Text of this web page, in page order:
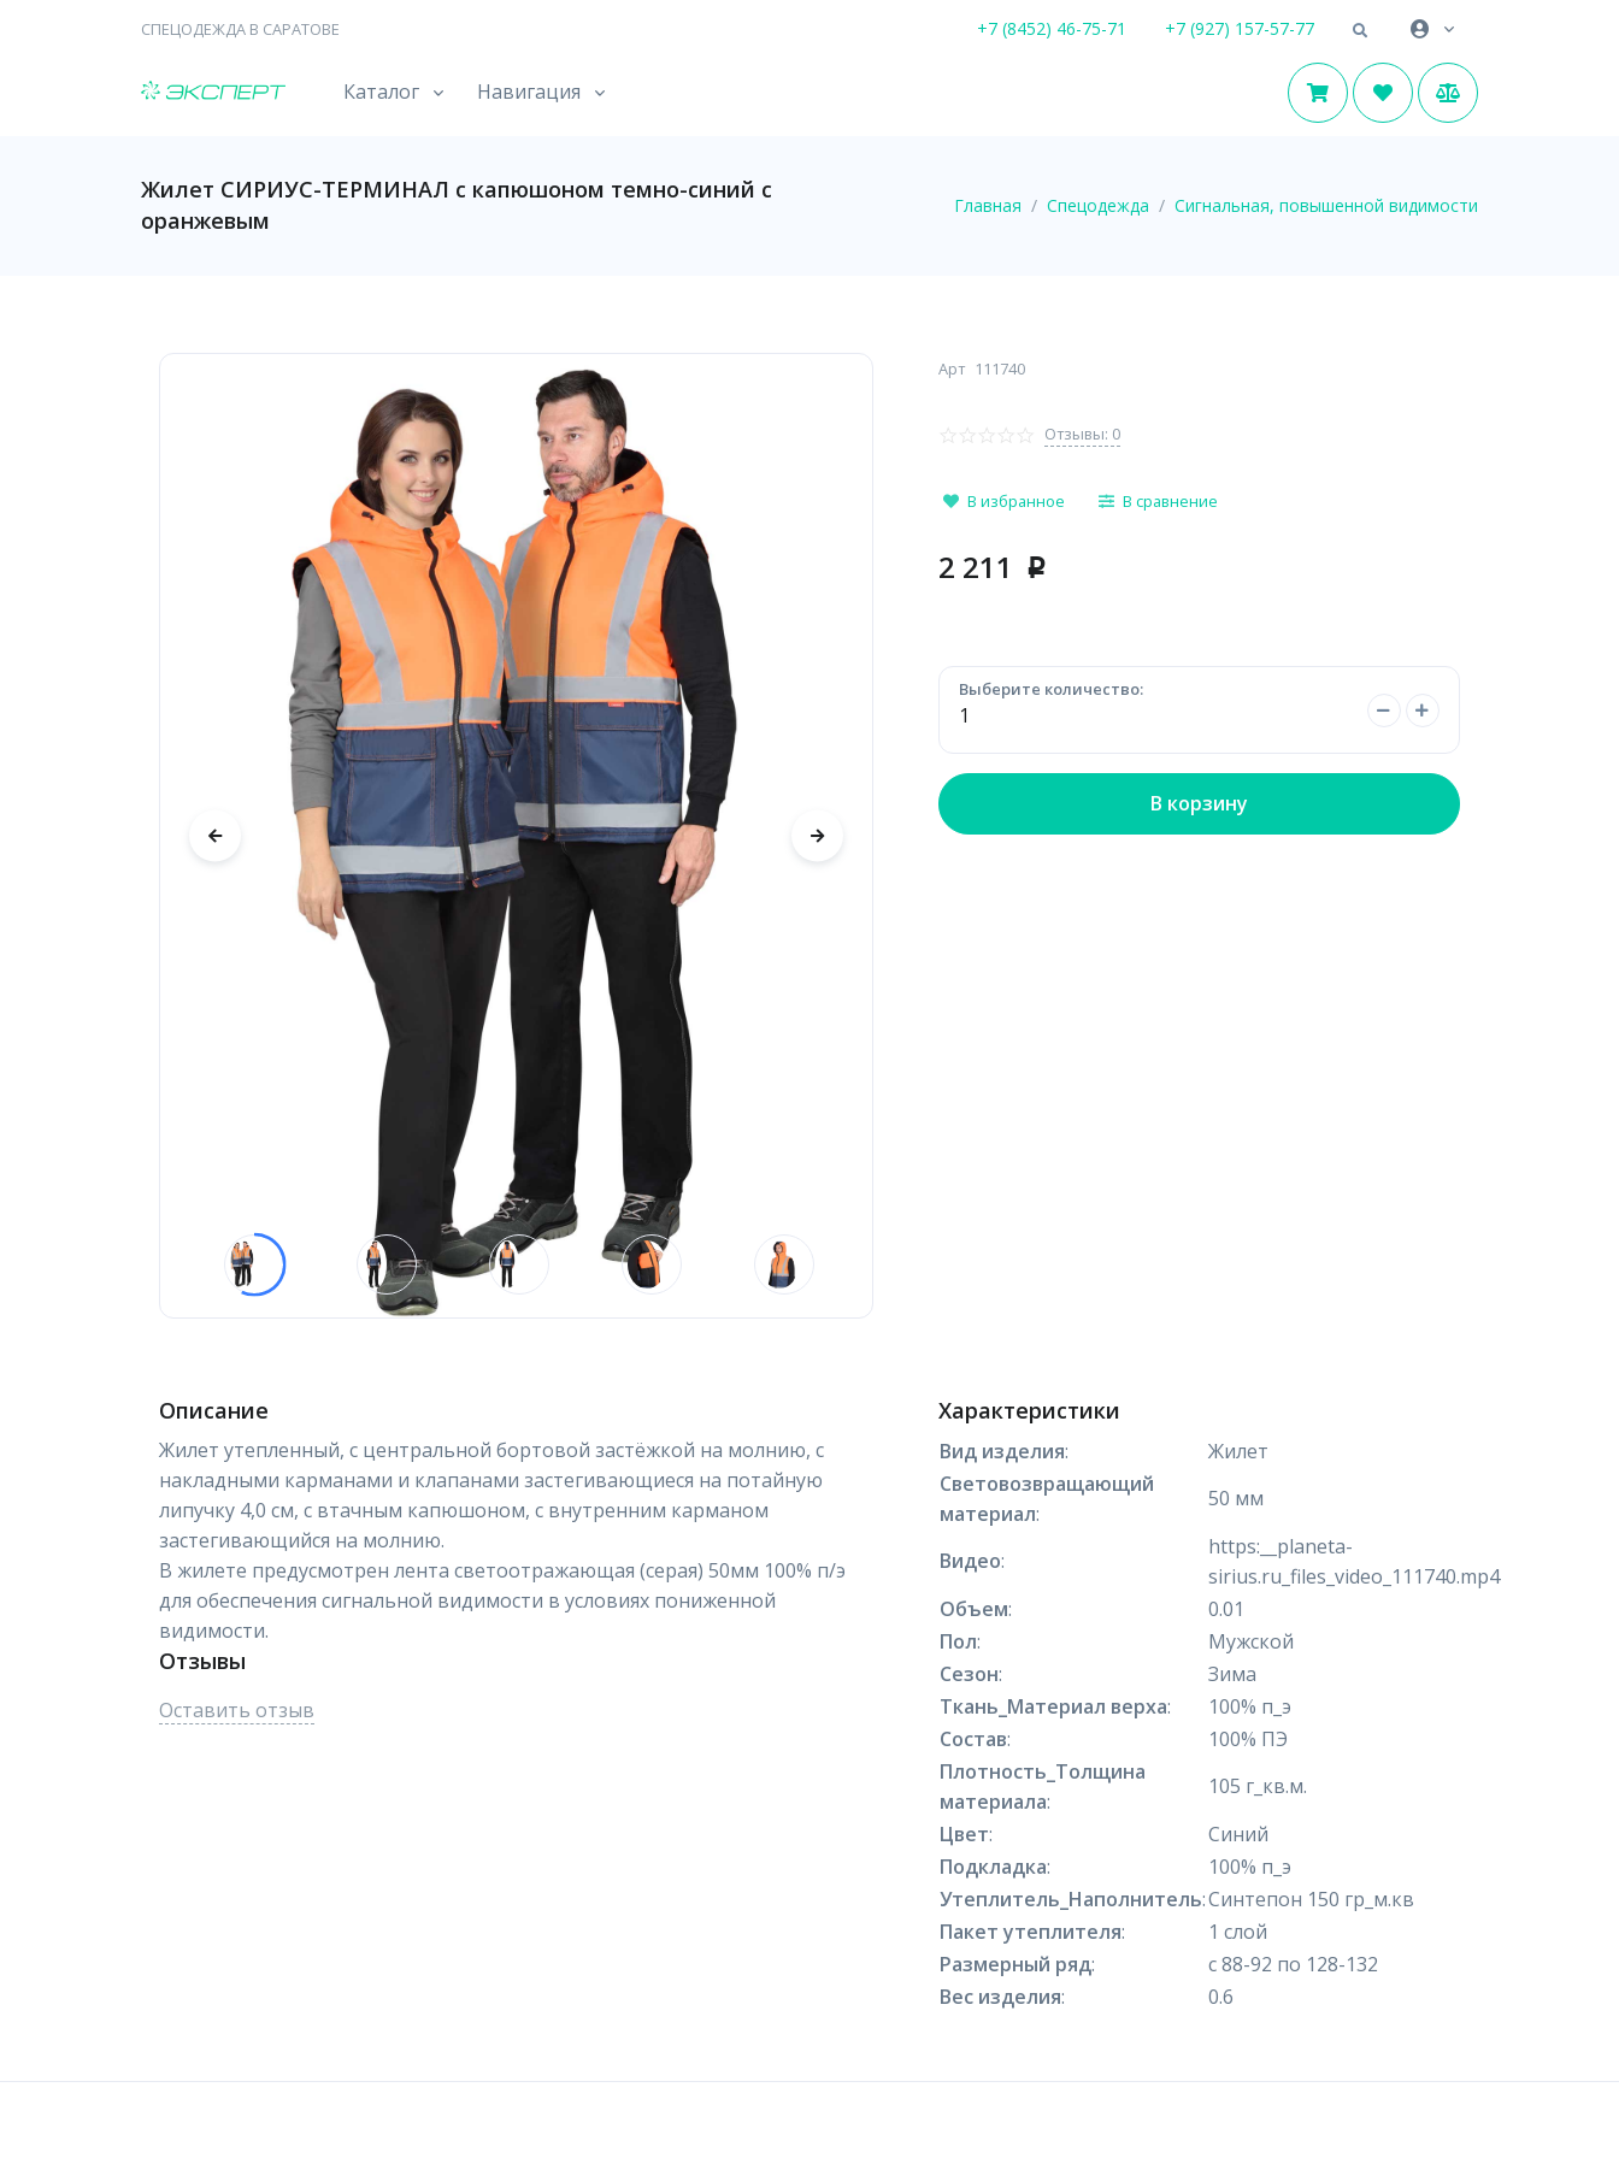
СПЕЦОДЕЖДА В САРАТОВЕ +7 (8452) 46-75-71 +7 (927) 157-57-77
Каталог Навигация
Жилет СИРИУС-ТЕРМИНАЛ с капюшоном темно-синий с
оранжевым
Главная Спецодежда Сигнальная, повышенной видимости
Арт 111740
Отзывы: 0
В избранное В сравнение
2 211 p
Выберите количество:
В корзину
Описание
Жилет утепленный, с центральной бортовой застёжкой на молнию, с
накладными карманами и клапанами застегивающиеся на потайную
липучку 4,0 см, с втачным капюшоном, с внутренним карманом
застегивающийся на молнию.
В жилете предусмотрен лента светоотражающая (серая) 50мм 100% п/э
для обеспечения сигнальной видимости в условиях пониженной
видимости.
Отзывы
Оставить отзыв
Характеристики
Вид изделия:
Жилет
Световозвращающий
материал:
50 мм
Видео:
https:__planeta-
sirius.ru_files_video_111740.mp4
Объем:
0.01
Пол:
Мужской
Сезон:
Зима
Ткань_Материал верха:
100% п_э
Состав:
100% ПЭ
Плотность_Толщина
материала:
105 г_кв.м.
Цвет:
Синий
Подкладка:
100% п_э
Утеплитель_Наполнитель:Синтепон 150 гр_м.кв
Пакет утеплителя:
1 слой
Размерный ряд:
с 88-92 по 128-132
Вес изделия: 0.6